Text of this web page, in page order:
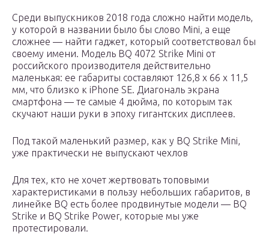
Среди выпускников 2018 года сложно найти модель,
у которой в названии было бы слово Mini, а еще
сложнее — найти гаджет, который соответствовал бы
своему имени. Модель BQ 4072 Strike Mini от
российского производителя действительно
маленькая: ее габариты составляют 126,8 x 66 x 11,5
мм, что близко к iPhone SE. Диагональ экрана
смартфона — те самые 4 дюйма, по которым так
скучают наши руки в эпоху гигантских дисплеев.
Под такой маленький размер, как у BQ Strike Mini,
уже практически не выпускают чехлов
Для тех, кто не хочет жертвовать топовыми
характеристиками в пользу небольших габаритов, в
линейке BQ есть более продвинутые модели — BQ
Strike и BQ Strike Power, которые мы уже
протестировали.